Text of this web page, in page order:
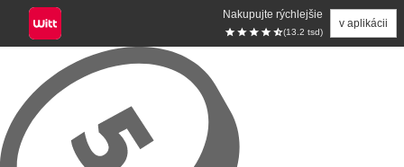
Nakupujte rýchlejšie
(13.2 tsd)
v aplikácii
Prejsť na hlavný obsah